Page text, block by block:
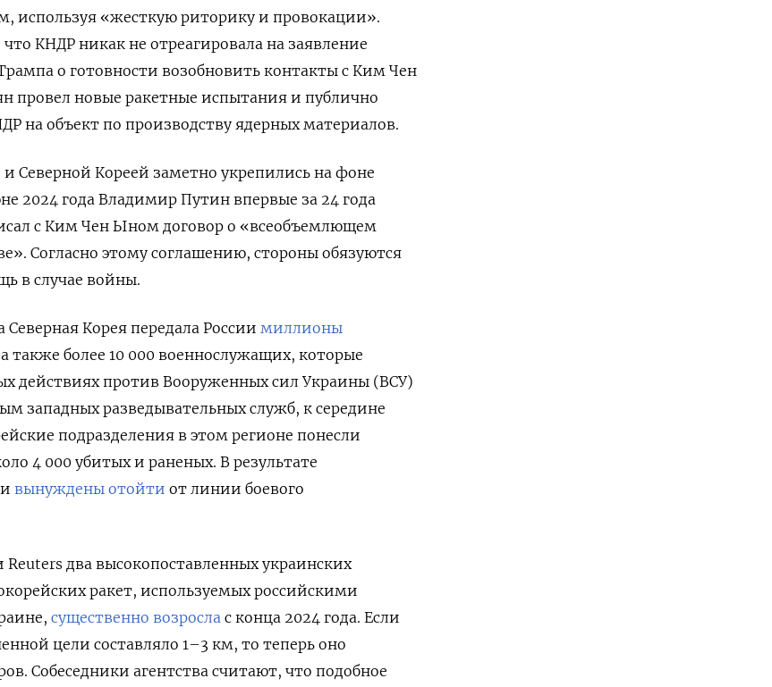
используя «жесткую риторику и провокации».
КНДР никак не отреагировала на заявление
о готовности возобновить контакты с Ким Чен
провел новые ракетные испытания и публично
на объект по производству ядерных материалов.
Северной Кореей заметно укрепились на фоне
2024 года Владимир Путин впервые за 24 года
с Ким Чен Ыном договор о «всеобъемлющем
Согласно этому соглашению, стороны обязуются
в случае войны.
Корея передала России миллионы
также более 10 000 военнослужащих, которые
действиях против Вооруженных сил Украины (ВСУ)
западных разведывательных служб, к середине
подразделения в этом регионе понесли
4 000 убитых и раненых. В результате
вынуждены отойти от линии боевого
два высокопоставленных украинских
ракет, используемых российскими
существенно возросла с конца 2024 года. Если
цели составляло 1–3 км, то теперь оно
Собеседники агентства считают, что подобное